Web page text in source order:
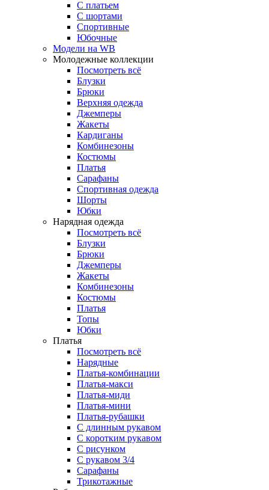
С платьем
С шортами
Спортивные
Юбочные
Модели на WB
Молодежные коллекции
Посмотреть всё
Блузки
Брюки
Верхняя одежда
Джемперы
Жакеты
Кардиганы
Комбинезоны
Костюмы
Платья
Сарафаны
Спортивная одежда
Шорты
Юбки
Нарядная одежда
Посмотреть всё
Блузки
Брюки
Джемперы
Жакеты
Комбинезоны
Костюмы
Платья
Топы
Юбки
Платья
Посмотреть всё
Нарядные
Платья-комбинации
Платья-макси
Платья-миди
Платья-мини
Платья-рубашки
С длинным рукавом
С коротким рукавом
С рисунком
С рукавом 3/4
Сарафаны
Трикотажные